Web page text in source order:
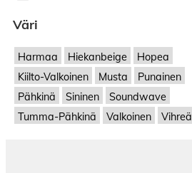
Väri
Harmaa Hiekanbeige
Hopea
Kiilto-Valkoinen
Musta
Punainen
Pähkinä
Sininen
Soundwave
Tumma-Pähkinä
Valkoinen Vihreä